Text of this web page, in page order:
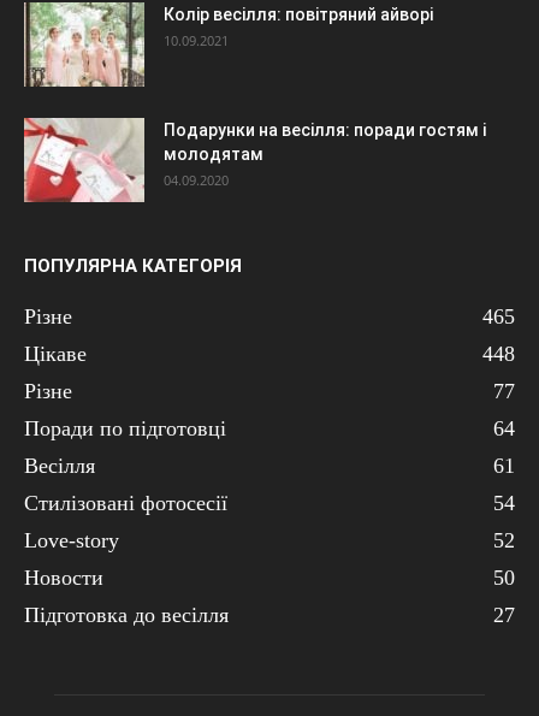
Колір весілля: повітряний айворі
10.09.2021
Подарунки на весілля: поради гостям і
молодятам
04.09.2020
ПОПУЛЯРНА КАТЕГОРІЯ
Різне
465
Цікаве
448
Різне
77
Поради по підготовці
64
Весілля
61
Стилізовані фотосесії
54
Love-story
52
Новости
50
Підготовка до весілля
27